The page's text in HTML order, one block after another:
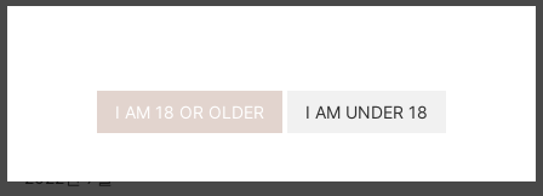
I AM 18 OR OLDER I AM UNDER 18
2022년 7월